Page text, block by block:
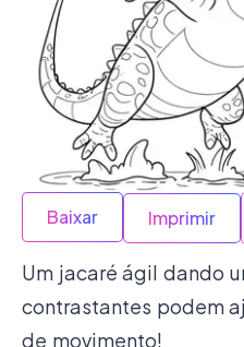
Baixar Imprimir
Um jacaré ágil dando
contrastantes podem
de movimento!